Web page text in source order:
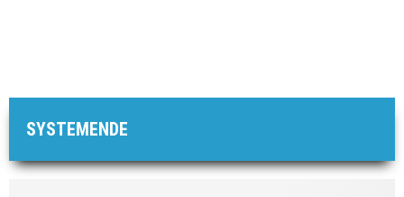
SYSTEMENDE